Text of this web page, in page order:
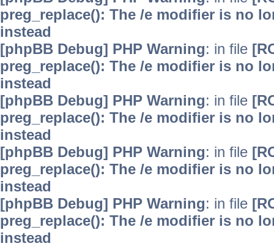
preg_replace(): The /e modifier is no
instead
[phpBB Debug] PHP Warning: in file
preg_replace(): The /e modifier is no
instead
[phpBB Debug] PHP Warning: in file
preg_replace(): The /e modifier is no
instead
[phpBB Debug] PHP Warning: in file
preg_replace(): The /e modifier is no
instead
[phpBB Debug] PHP Warning: in file
preg_replace(): The /e modifier is no
instead